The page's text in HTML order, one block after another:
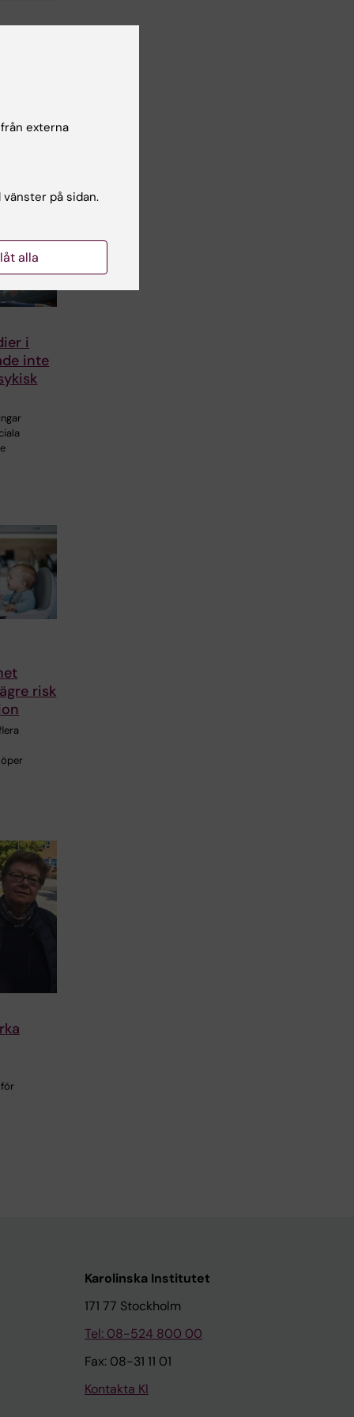
i
inte
risk
Karolinska Institutet
171 77 Stockholm
Tel: 08-524 800 00
Fax: 08-31 11 01
Kontakta KI
externa
på sidan.
alla